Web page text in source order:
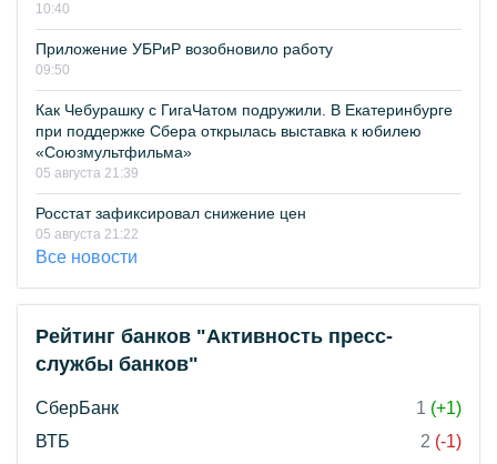
10:40
Приложение УБРиР возобновило работу
09:50
Как Чебурашку с ГигаЧатом подружили. В Екатеринбурге
при поддержке Сбера открылась выставка к юбилею
«Союзмультфильма»
05 августа 21:39
Росстат зафиксировал снижение цен
05 августа 21:22
Все новости
Рейтинг банков "Активность пресс-
службы банков"
СберБанк 1 (+1)
ВТБ
2 (-1)